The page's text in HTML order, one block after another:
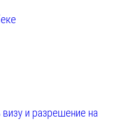
и разрешение на